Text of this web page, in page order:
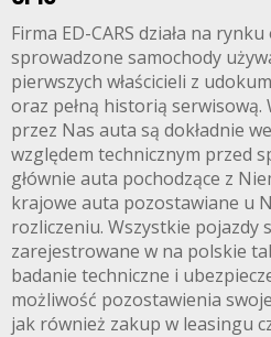
Firma ED-CARS działa na
sprowadzone samochody
pierwszych właścicieli z
oraz pełną historią serwisową.
przez Nas auta są dokładnie
względem technicznym przed
głównie auta pochodzące z
krajowe auta pozostawiane u
rozliczeniu. Wszystkie pojazdy
zarejestrowane w na polskie
badanie techniczne i
możliwość pozostawienia
jak również zakup w leasingu